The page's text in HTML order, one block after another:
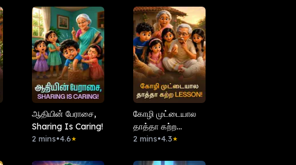
ஆதியின் பேராசை,
Sharing Is Caring!
2 mins•4.6★
கோழி முட்டையால
தாத்தா கற்ற
Lesson!
2 mins•4.3★